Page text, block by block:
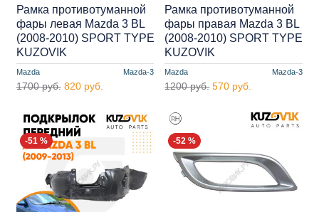
Mazda Mazda-3
Рамка противотуманной
фары левая Mazda 3 BL
(2008-2010) SPORT TYPE
KUZOVIK
1700 руб. 820 руб.
Mazda Mazda-3
Рамка противотуманной
фары правая Mazda 3 BL
(2008-2010) SPORT TYPE
KUZOVIK
1200 руб. 570 руб.
-51 % -52 %